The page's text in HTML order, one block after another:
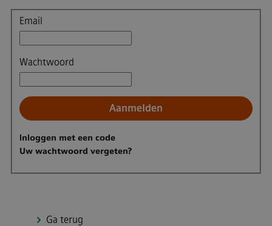
Aanmelden
Email
Wachtwoord
Aanmelden
Inloggen met een code
Uw wachtwoord vergeten?
Ga terug